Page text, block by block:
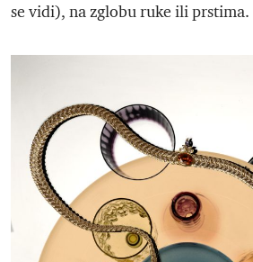
se vidi), na zglobu ruke ili prstima.